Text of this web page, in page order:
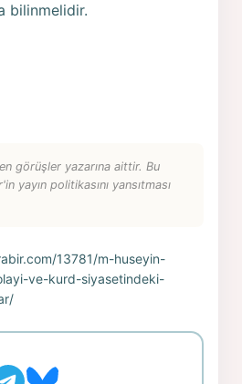
bilinmelidir.
görüşler yazarına aittir. Bu
yayın politikasını yansıtması
13781/m-huseyin-
ve-kurd-siyasetindeki-